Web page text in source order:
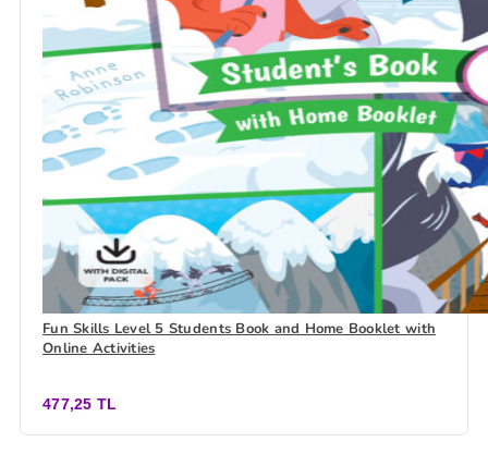
Fun Skills Level 5 Students Book and Home Booklet with
Online Activities
477,25 TL